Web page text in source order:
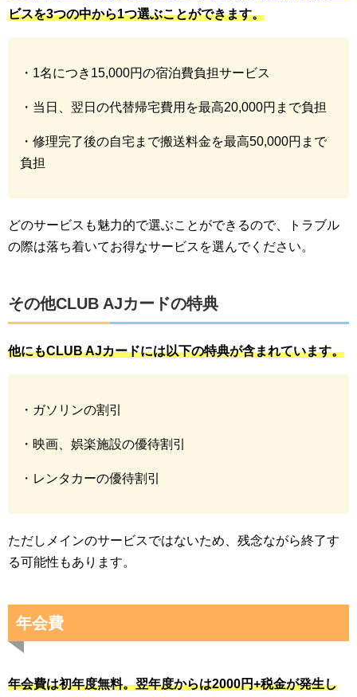
ビスを3つの中から1つ選ぶことができます。
・1名につき15,000円の宿泊費負担サービス
・当日、翌日の代替帰宅費用を最高20,000円まで負担
・修理完了後の自宅まで搬送料金を最高50,000円まで
負担
どのサービスも魅力的で選ぶことができるので、トラブル
の際は落ち着いてお得なサービスを選んでください。
その他CLUB AJカードの特典
他にもCLUB AJカードには以下の特典が含まれています。
・ガソリンの割引
・映画、娯楽施設の優待割引
・レンタカーの優待割引
ただしメインのサービスではないため、残念ながら終了す
る可能性もあります。
年会費
年会費は初年度無料。翌年度からは2000円+税金が発生し